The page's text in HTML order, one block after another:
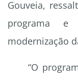
Gouveia,
programa
modernização
“O